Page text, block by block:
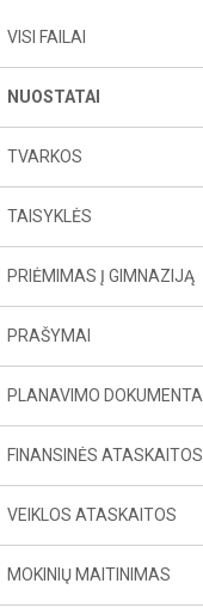
VISI FAILAI
NUOSTATAI
TVARKOS
TAISYKLĖS
PRIĖMIMAS Į GIMNAZIJĄ
PRAŠYMAI
PLANAVIMO DOKUMENTAI
FINANSINĖS ATASKAITOS
VEIKLOS ATASKAITOS
MOKINIŲ MAITINIMAS